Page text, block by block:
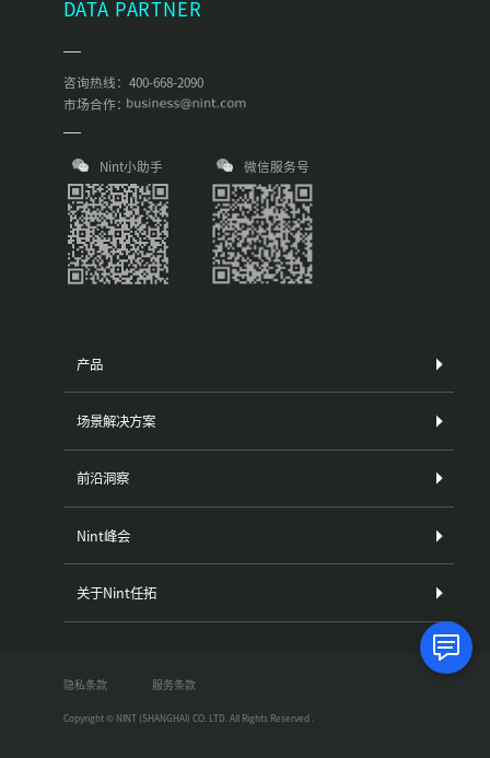
DATA PARTNER
咨询热线：400-668-2090
市场合作：
Nint小助手 微信服务号
产品
场景解决方案
前沿洞察
Nint峰会
关于Nint任拓
Copyright © NINT (SHANGHAI) CO. LTD. All Rights Reserved .
隐私条款 服务条款